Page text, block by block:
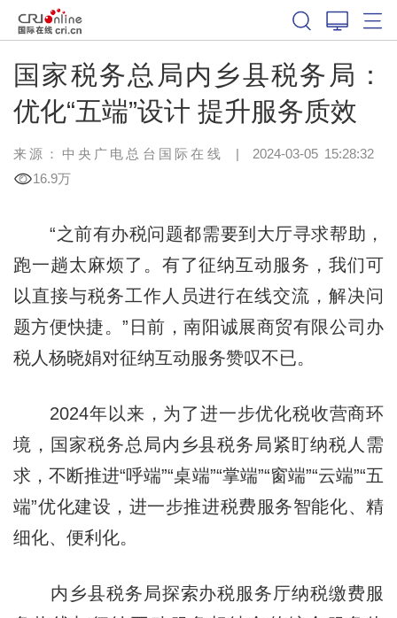
国家税务总局内乡县税务局：
优化“五端”设计 提升服务质效
来源：中央广电总台国际在线 | 2024-03-05 15:28:32
16.9万
“之前有办税问题都需要到大厅寻求帮助，
跑一趟太麻烦了。有了征纳互动服务，我们可
以直接与税务工作人员进行在线交流，解决问
题方便快捷。”日前，南阳诚展商贸有限公司办
税人杨晓娟对征纳互动服务赞叹不已。
2024年以来，为了进一步优化税收营商环
境，国家税务总局内乡县税务局紧盯纳税人需
求，不断推进“呼端”“桌端”“掌端”“窗端”“云端”“五
端”优化建设，进一步推进税费服务智能化、精
细化、便利化。
内乡县税务局探索办税服务厅纳税缴费服